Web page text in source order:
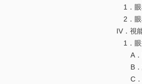
1．眼
2．眼
IV．視
1．眼
A．
B．
C．